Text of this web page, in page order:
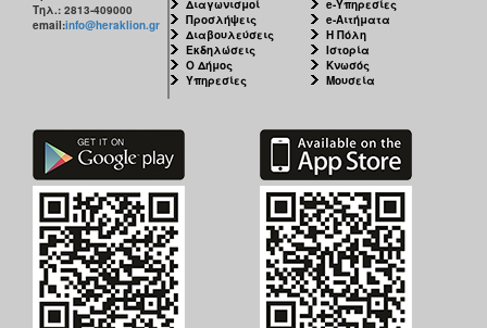
Τηλ.: 2813-409000
email:info@heraklion.gr
Διαγωνισμοί
Προσλήψεις
Διαβουλεύσεις
Εκδηλώσεις
Ο Δήμος
Υπηρεσίες
e-Υπηρεσίες
e-Αιτήματα
Η Πόλη
Ιστορία
Κνωσός
Μουσεία